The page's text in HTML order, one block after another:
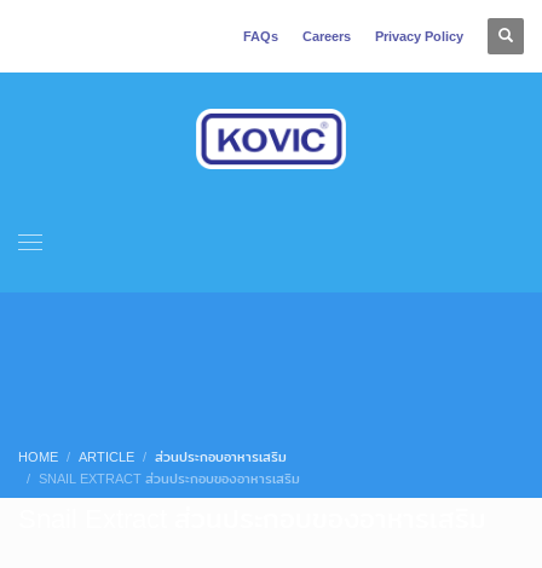
FAQs Careers Privacy Policy
HOME ARTICLE
ส่วนประกอบอาหารเสริม
SNAIL EXTRACT ส่วนประกอบของอาหารเสริม